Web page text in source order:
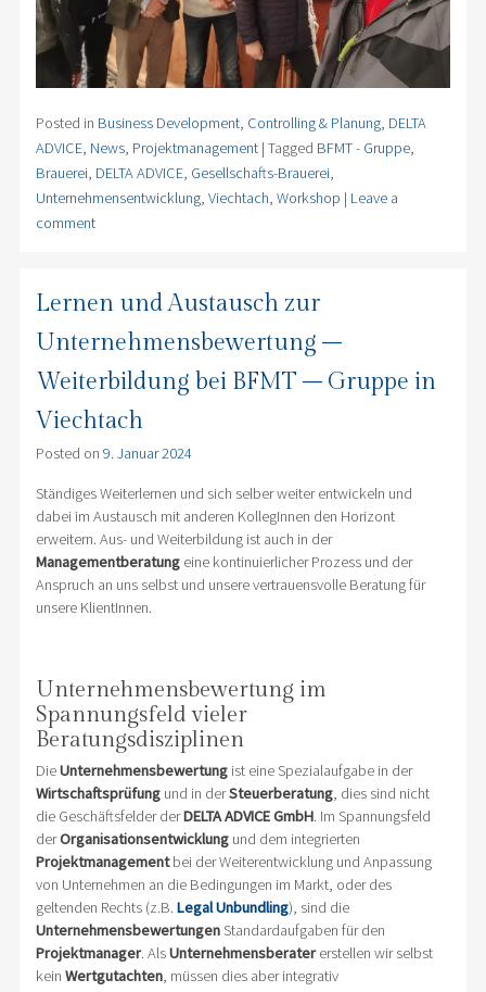
Posted in Business Development, Controlling & Planung, DELTA
ADVICE, News, Projektmanagement | Tagged BFMT - Gruppe,
Brauerei, DELTA ADVICE, Gesellschafts-Brauerei,
Unternehmensentwicklung, Viechtach, Workshop | Leave a
comment
Lernen und Austausch zur
Unternehmensbewertung –
Weiterbildung bei BFMT – Gruppe in
Viechtach
Posted on 9. Januar 2024
Ständiges Weiterlernen und sich selber weiter entwickeln und
dabei im Austausch mit anderen KollegInnen den Horizont
erweitern. Aus- und Weiterbildung ist auch in der
Managementberatungeine kontinuierlicher Prozess und der
Anspruch an uns selbst und unsere vertrauensvolle Beratung für
unsere KlientInnen.
Unternehmensbewertung im
Spannungsfeld vieler
Beratungsdisziplinen
DieUnternehmensbewertungist eine Spezialaufgabe in der
Wirtschaftsprüfungund in derSteuerberatung, dies sind nicht
die Geschäftsfelder derDELTA ADVICE GmbH. Im Spannungsfeld
derOrganisationsentwicklungund dem integrierten
Projektmanagementbei der Weiterentwicklung und Anpassung
von Unternehmen an die Bedingungen im Markt, oder des
geltenden Rechts (z.B. Legal Unbundling), sind die
UnternehmensbewertungenStandardaufgaben für den
Projektmanager. AlsUnternehmensberatererstellen wir selbst
kein Wertgutachten, müssen dies aber integrativ